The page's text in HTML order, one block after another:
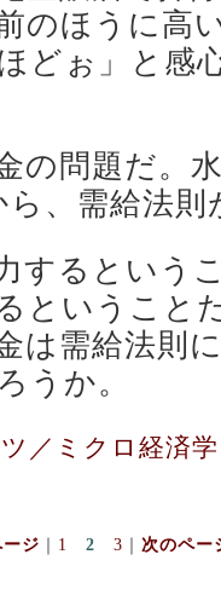
のほうに高
どぉ」と感
の問題だ。
、需給法
するという
ということ
は需給法則
うか。
／ミクロ経済
ジ ｜ 1 2 3 ｜ 次のペー